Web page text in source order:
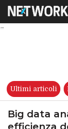
Ultimi articoli
Big data
efficienza